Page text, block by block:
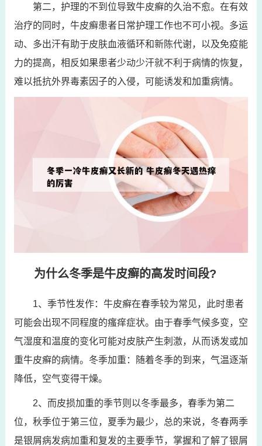
第二，护理的不到位导致牛皮癣的久治不愈。在有效
治疗的同时，牛皮癣患者日常护理工作也不可小视。多运
动、多出汗有助于皮肤血液循环和新陈代谢，以及免疫能
力的提高，相反如果患者少动少汗就不利于病情的恢复，
难以抵抗外界毒素因子的入侵，可能诱发和加重病情。
为什么冬季是牛皮癣的高发时间段?
1、季节性发作：牛皮癣在春季较为常见，此时患者
可能会出现不同程度的瘙痒症状。由于春季气候多变，空
气湿度和温度的变化可能对皮肤产生刺激，从而诱发或加
重牛皮癣的病情。冬季加重：随着冬季的到来，气温逐渐
降低，空气变得干燥。
2、而皮损加重的季节则以冬季最多，春季为第二
位，秋季位于第三位，夏季为最少，总的来说，冬春两季
是银屑病发病加重和复发的主要季节，掌握和了解了银屑